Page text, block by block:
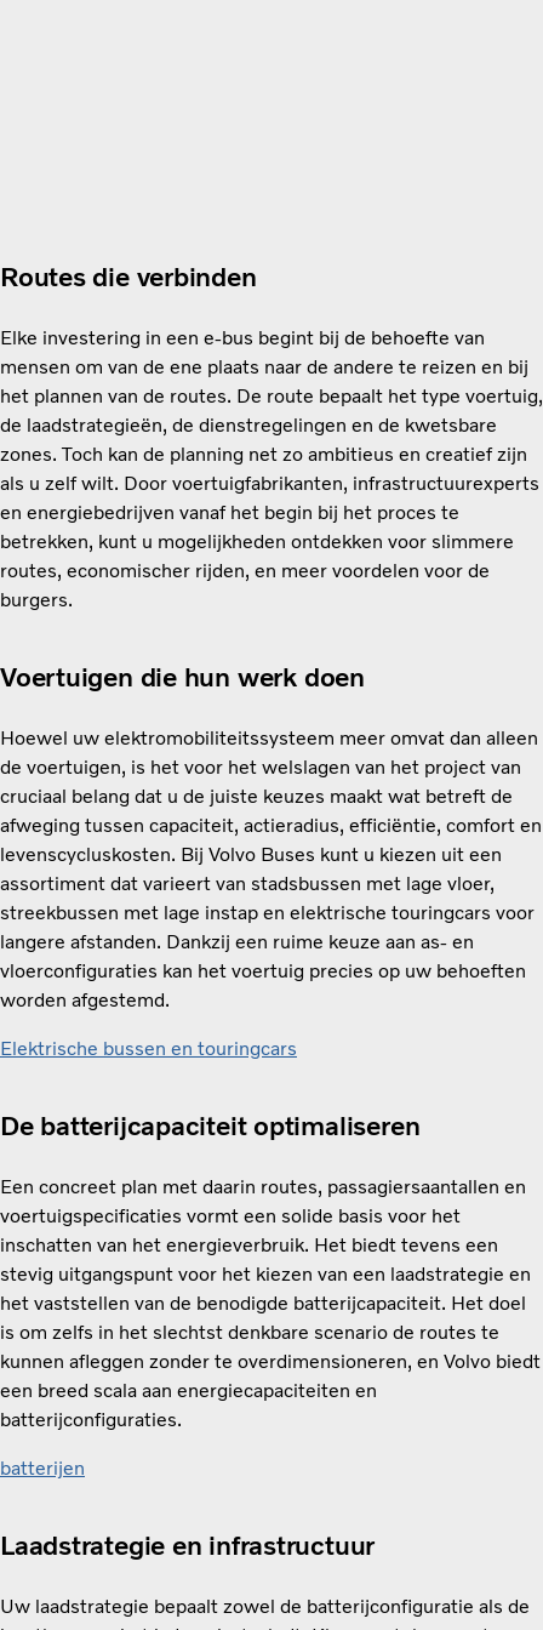
Routes die verbinden
Elke investering in een e-bus begint bij de behoefte van
mensen om van de ene plaats naar de andere te reizen en bij
het plannen van de routes. De route bepaalt het type voertuig,
de laadstrategieën, de dienstregelingen en de kwetsbare
zones. Toch kan de planning net zo ambitieus en creatief zijn
als u zelf wilt. Door voertuigfabrikanten, infrastructuurexperts
en energiebedrijven vanaf het begin bij het proces te
betrekken, kunt u mogelijkheden ontdekken voor slimmere
routes, economischer rijden, en meer voordelen voor de
burgers.
Voertuigen die hun werk doen
Hoewel uw elektromobiliteitssysteem meer omvat dan alleen
de voertuigen, is het voor het welslagen van het project van
cruciaal belang dat u de juiste keuzes maakt wat betreft de
afweging tussen capaciteit, actieradius, efficiëntie, comfort en
levenscycluskosten. Bij Volvo Buses kunt u kiezen uit een
assortiment dat varieert van stadsbussen met lage vloer,
streekbussen met lage instap en elektrische touringcars voor
langere afstanden. Dankzij een ruime keuze aan as- en
vloerconfiguraties kan het voertuig precies op uw behoeften
worden afgestemd.
Elektrische bussen en touringcars
De batterijcapaciteit optimaliseren
Een concreet plan met daarin routes, passagiersaantallen en
voertuigspecificaties vormt een solide basis voor het
inschatten van het energieverbruik. Het biedt tevens een
stevig uitgangspunt voor het kiezen van een laadstrategie en
het vaststellen van de benodigde batterijcapaciteit. Het doel
is om zelfs in het slechtst denkbare scenario de routes te
kunnen afleggen zonder te overdimensioneren, en Volvo biedt
een breed scala aan energiecapaciteiten en
batterijconfiguraties.
batterijen
Laadstrategie en infrastructuur
Uw laadstrategie bepaalt zowel de batterijconfiguratie als de